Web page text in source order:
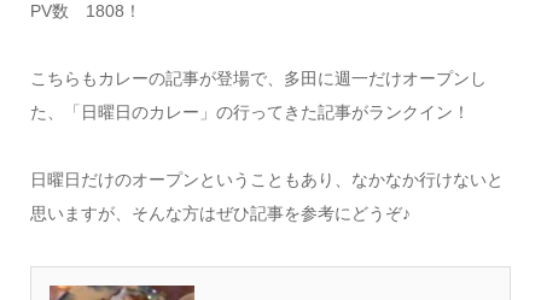
PV数 1808！
こちらもカレーの記事が登場で、多田に週一だけオープンし
た、「日曜日のカレー」の行ってきた記事がランクイン！
日曜日だけのオープンということもあり、なかなか行けないと
思いますが、そんな方はぜひ記事を参考にどうぞ♪